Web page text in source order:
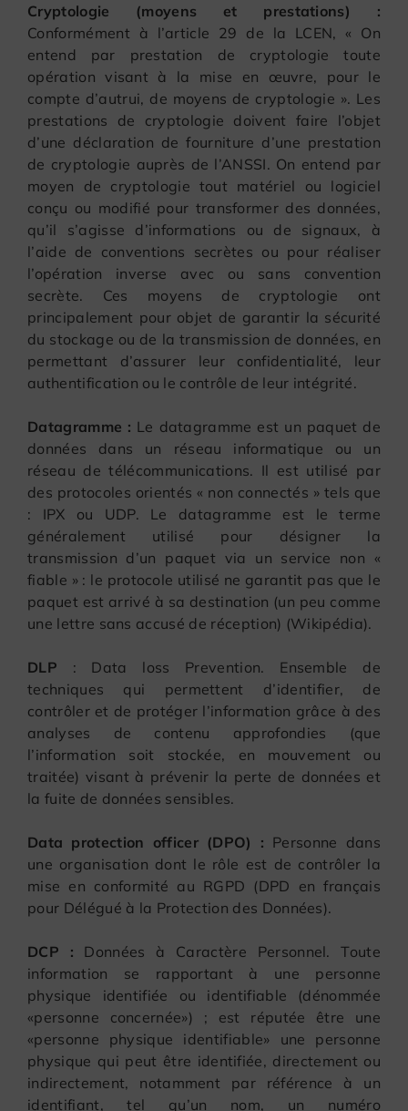
Cryptologie (moyens et prestations) :
Conformément à l’article 29 de la LCEN, « On
entend par prestation de cryptologie toute
opération visant à la mise en œuvre, pour le
compte d’autrui, de moyens de cryptologie ». Les
prestations de cryptologie doivent faire l’objet
d’une déclaration de fourniture d’une prestation
de cryptologie auprès de l’ANSSI. On entend par
moyen de cryptologie tout matériel ou logiciel
conçu ou modifié pour transformer des données,
qu’il s’agisse d’informations ou de signaux, à
l’aide de conventions secrètes ou pour réaliser
l’opération inverse avec ou sans convention
secrète. Ces moyens de cryptologie ont
principalement pour objet de garantir la sécurité
du stockage ou de la transmission de données, en
permettant d’assurer leur confidentialité, leur
authentification ou le contrôle de leur intégrité.
Datagramme : Le datagramme est un paquet de
données dans un réseau informatique ou un
réseau de télécommunications. Il est utilisé par
des protocoles orientés « non connectés » tels que
: IPX ou UDP. Le datagramme est le terme
généralement utilisé pour désigner la
transmission d’un paquet via un service non «
fiable » : le protocole utilisé ne garantit pas que le
paquet est arrivé à sa destination (un peu comme
une lettre sans accusé de réception) (Wikipédia).
DLP : Data loss Prevention. Ensemble de
techniques qui permettent d’identifier, de
contrôler et de protéger l’information grâce à des
analyses de contenu approfondies (que
l’information soit stockée, en mouvement ou
traitée) visant à prévenir la perte de données et
la fuite de données sensibles.
Data protection officer (DPO) : Personne dans
une organisation dont le rôle est de contrôler la
mise en conformité au RGPD (DPD en français
pour Délégué à la Protection des Données).
DCP : Données à Caractère Personnel. Toute
information se rapportant à une personne
physique identifiée ou identifiable (dénommée
«personne concernée») ; est réputée être une
«personne physique identifiable» une personne
physique qui peut être identifiée, directement ou
indirectement, notamment par référence à un
identifiant, tel qu’un nom, un numéro